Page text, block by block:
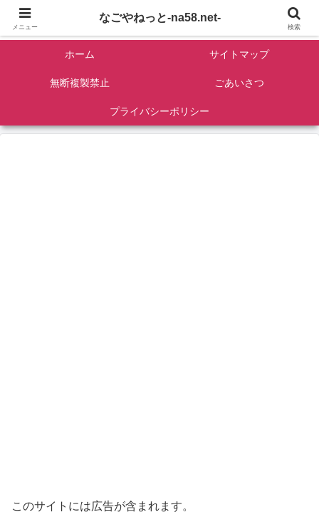
名古屋を中心に全国観光名所紹介/バンコンDIY/ゴロマル・よっちゃん夫婦のド
ホーム サイトマップ
無断複製禁止 ごあいさつ
プライバシーポリシー
このサイトには広告が含まれます。
メニュー
なごやねっと-na58.net-
検索